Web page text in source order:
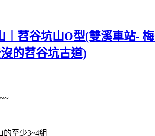
｜苕谷坑山O型(雙溪車站-
的苕谷坑古道)
的至少3~4組